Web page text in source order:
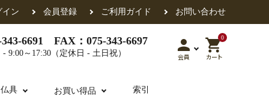
イン 会員登録 ご利用ガイド お問い合わせ
6691 FAX：075-343-6697
9:00～17:30（定休日 - 土日祝） person
会員
0
shopping_cart
カート
具 お買い得品 索引